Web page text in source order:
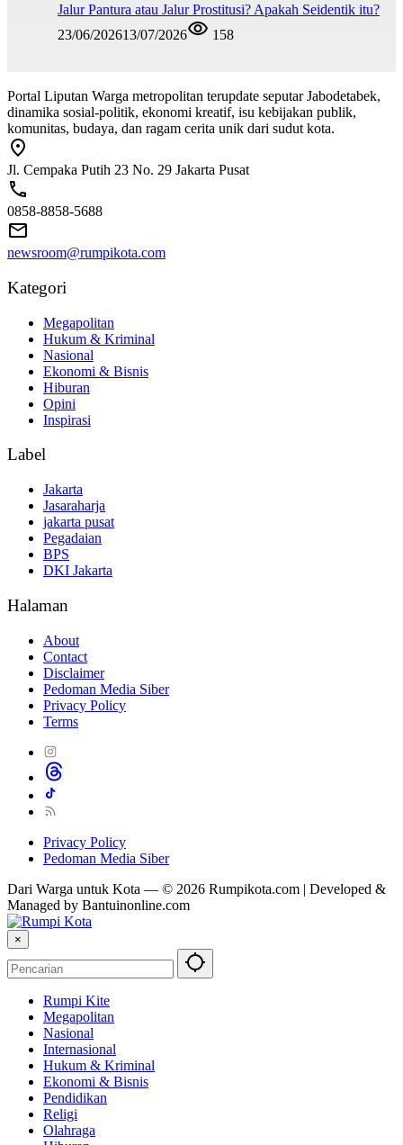
Jalur Pantura atau Jalur Prostitusi? Apakah Seidentik itu?
23/06/202613/07/2026 158
Portal Liputan Warga metropolitan terupdate seputar Jabodetabek,
dinamika sosial-politik, ekonomi kreatif, isu kebijakan publik,
komunitas, budaya, dan ragam cerita unik dari sudut kota.
Jl. Cempaka Putih 23 No. 29 Jakarta Pusat
0858-8858-5688
newsroom@rumpikota.com
Kategori
Megapolitan
Hukum & Kriminal
Nasional
Ekonomi & Bisnis
Hiburan
Opini
Inspirasi
Label
Jakarta
Jasaraharja
jakarta pusat
Pegadaian
BPS
DKI Jakarta
Halaman
About
Contact
Disclaimer
Pedoman Media Siber
Privacy Policy
Terms
Privacy Policy
Pedoman Media Siber
Dari Warga untuk Kota — © 2026 Rumpikota.com | Developed &
Managed by Bantuinonline.com
×
Rumpi Kite
Megapolitan
Nasional
Internasional
Hukum & Kriminal
Ekonomi & Bisnis
Pendidikan
Religi
Olahraga